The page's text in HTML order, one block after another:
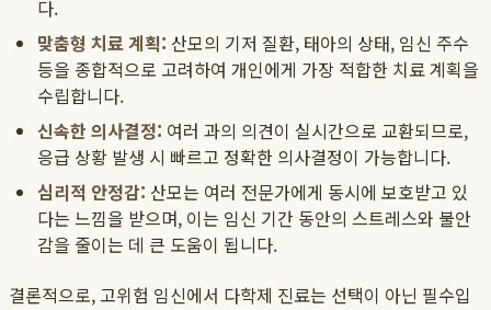
다.
맞춤형 치료 계획: 산모의 기저 질환, 태아의 상태, 임신 주수
등을 종합적으로 고려하여 개인에게 가장 적합한 치료 계획을
수립합니다.
신속한 의사결정: 여러 과의 의견이 실시간으로 교환되므로,
응급 상황 발생 시 빠르고 정확한 의사결정이 가능합니다.
심리적 안정감: 산모는 여러 전문가에게 동시에 보호받고 있
다는 느낌을 받으며, 이는 임신 기간 동안의 스트레스와 불안
감을 줄이는 데 큰 도움이 됩니다.
결론적으로, 고위험 임신에서 다학제 진료는 선택이 아닌 필수입